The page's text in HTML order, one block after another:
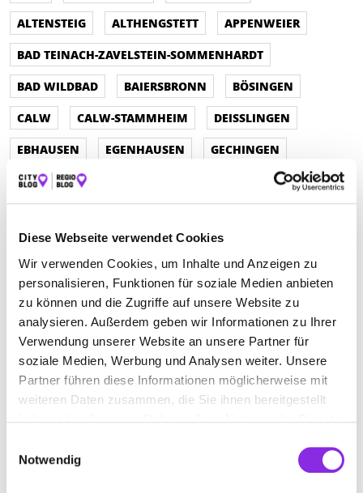
Diese Webseite verwendet Cookies
Wir verwenden Cookies, um Inhalte und Anzeigen zu
personalisieren, Funktionen für soziale Medien anbieten
zu können und die Zugriffe auf unsere Website zu
analysieren. Außerdem geben wir Informationen zu Ihrer
Verwendung unserer Website an unsere Partner für
soziale Medien, Werbung und Analysen weiter. Unsere
Partner führen diese Informationen möglicherweise mit
weiteren Daten zusammen, die Sie ihnen bereitgestellt
Notwendig
ALTENSTEIG
ALTHENGSTETT
APPENWEIER
BAD TEINACH-ZAVELSTEIN-SOMMENHARDT
BAD WILDBAD
BAIERSBRONN
BÖSINGEN
CALW
CALW-STAMMHEIM
DEISSLINGEN
EBHAUSEN
EGENHAUSEN
GECHINGEN
HAITERBACH
LAUTENBACH
NEUENBÜRG WÜRTT
NEUWEILER
OBERNDORF AM NECKAR
OPPENAU
PFALZGRAFENWEILER
PFALZGRAFENWEILER-BÖSINGEN
ROTTWEIL
SCHOPFLOCH
SCHRAMBERG
SCHRAMBERG-SULGEN
SEEWALD-BESENFELD
VILLINGENDORF